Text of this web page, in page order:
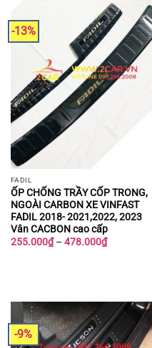
-13%
FADIL
ỐP CHỐNG TRẦY CỐP TRONG,
NGOÀI CARBON XE VINFAST
FADIL 2018- 2021,2022, 2023
Vân CACBON cao cấp
255.000₫ – 478.000₫Khoảng
giá:
-9%